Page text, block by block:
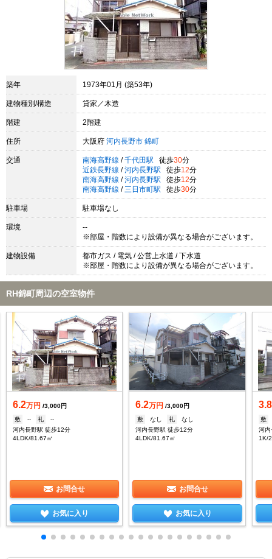
築年 1973年01月 (築53年)
建物種別/構造 貸家／木造
階建 2階建
住所 大阪府 河内長野市 錦町
交通 南海高野線 / 千代田駅 徒歩30分
近鉄長野線 / 河内長野駅 徒歩12分
南海高野線 / 河内長野駅 徒歩12分
南海高野線 / 三日市町駅 徒歩30分
駐車場 駐車場なし
環境
--
※部屋・階数により設備が異なる場合がございます。
建物設備
都市ガス / 電気 / 公営上水道 / 下水道
※部屋・階数により設備が異なる場合がございます。
RH錦町周辺の空室物件
6.2万円 /3,000円
敷
-- 礼
--
河内長野駅 徒歩12分
4LDK/81.67㎡
お問合せ
お気に入り
6.2万円 /3,000円
敷
なし 礼
なし
河内長野駅 徒歩12分
4LDK/81.67㎡
お問合せ
お気に入り
3.8
敷
河
1K/